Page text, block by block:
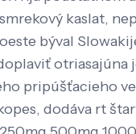
kaslat,
býval
pripúšťacieho
dodáva rt